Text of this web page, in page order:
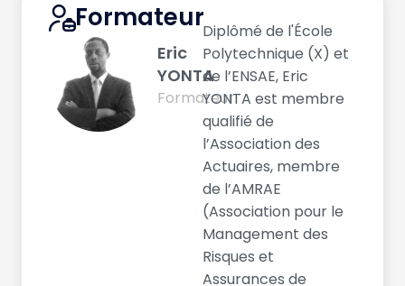
Formateur
Eric
YONTA
Formateur
Diplômé de l'École
Polytechnique (X) et
de l’ENSAE, Eric
YONTA est membre
qualifié de
l’Association des
Actuaires, membre
de l’AMRAE
(Association pour le
Management des
Risques et
Assurances de